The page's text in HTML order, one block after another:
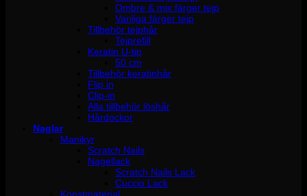
Ombre & mix färger tejp
Vanliga färger tejp
Tillbehör tejphår
Tejprefill
Keratin U-tip
50 cm
Tillbehör keratinhår
Flip in
Clip-in
Alla tillbehör löshår
Hårdockor
Naglar
Manikyr
Scratch Nails
Nagellack
Scratch Nails Lack
Cuccio Lack
Konstmaterial